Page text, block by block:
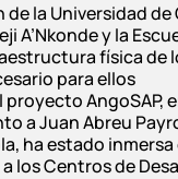
de la Universidad
A’Nkonde y la
física de
para ellos
a Juan Abreu
ha estado
Centros de